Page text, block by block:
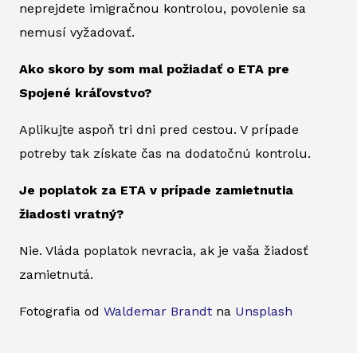
neprejdete imigračnou kontrolou, povolenie sa
nemusí vyžadovať.
Ako skoro by som mal požiadať o ETA pre
Spojené kráľovstvo?
Aplikujte aspoň tri dni pred cestou. V prípade
potreby tak získate čas na dodatočnú kontrolu.
Je poplatok za ETA v prípade zamietnutia
žiadosti vratný?
Nie. Vláda poplatok nevracia, ak je vaša žiadosť
zamietnutá.
Fotografia od Waldemar Brandt na Unsplash